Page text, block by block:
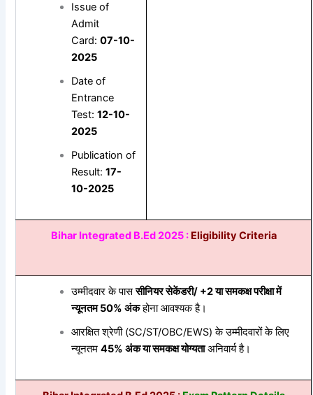
Issue of
Admit
Card: 07-10-
2025
Date of
Entrance
Test: 12-10-
2025
Publication of
Result: 17-
10-2025
Bihar Integrated B.Ed 2025 : Eligibility Criteria
उम्मीदवार के पाससीनियरसेकेंडरी/ +2यासमकक्षपरीक्षामें
न्यूनतम 50% अंकहोना आवश्यक है।
आरक्षित श्रेणी (SC/ST/OBC/EWS) के उम्मीदवारों के लिए
न्यूनतम 45% अंकयासमकक्षयोग्यताअनिवार्य है।